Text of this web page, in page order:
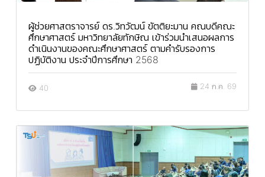
ผู้ช่วยศาสตราจารย์ ดร.วิทวัฒน์ ขัตติยะมาน คณบดีคณะ
ศึกษาศาสตร์ มหาวิทยาลัยทักษิณ เข้าร่วมนำเสนอผลการ
ดำเนินงานของคณะศึกษาศาสตร์ ตามคำรับรองการ
ปฏิบัติงาน ประจำปีการศึกษา 2568
40 24 ก.ค. 69